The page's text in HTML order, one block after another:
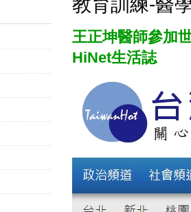
教育訓練-醫
王正坤醫師參加
HiNet生活誌